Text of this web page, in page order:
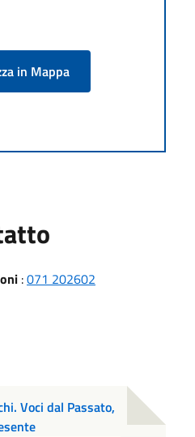
in Mappa
:071 202602
Voci dal Passato,